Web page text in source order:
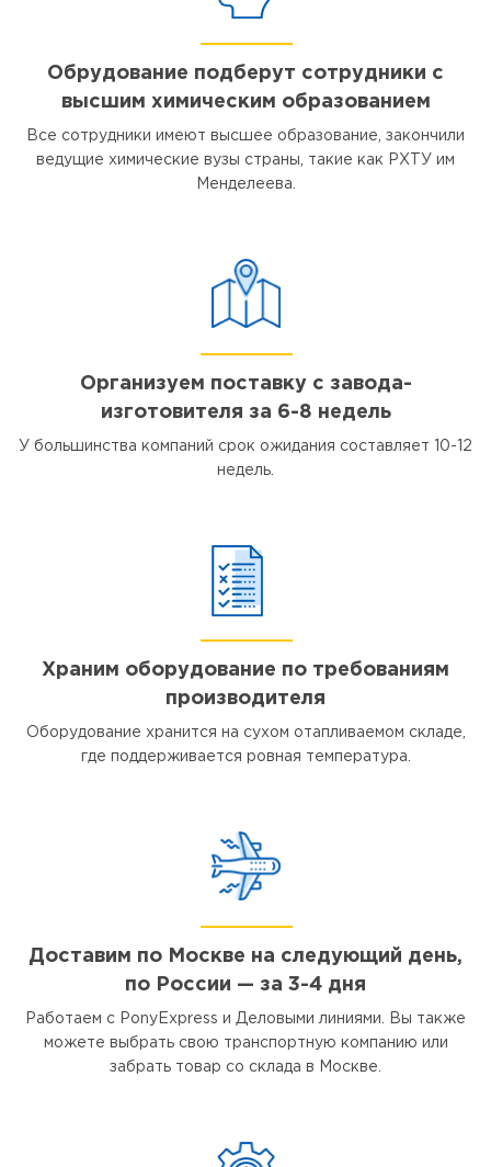
Обрудование подберут сотрудники с
высшим химическим образованием
Все сотрудники имеют высшее образование, закончили
ведущие химические вузы страны, такие как РХТУ им
Менделеева.
Организуем поставку с завода-
изготовителя за 6-8 недель
У большинства компаний срок ожидания составляет 10-12
недель.
Храним оборудование по требованиям
производителя
Оборудование хранится на сухом отапливаемом складе,
где поддерживается ровная температура.
Доставим по Москве на следующий день,
по России — за 3-4 дня
Работаем с PonyExpress и Деловыми линиями. Вы также
можете выбрать свою транспортную компанию или
забрать товар со склада в Москве.